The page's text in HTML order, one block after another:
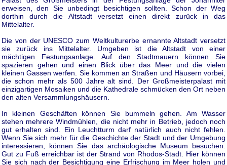
erweisen, den Sie unbedingt besichtigen sollten. Schon der Weg
dorthin durch die Altstadt versetzt einen direkt zurück in das
Mittelalter.
Die von der UNESCO zum Weltkulturerbe ernannte Altstadt versetzt
sie zurück ins Mittelalter. Umgeben ist die Altstadt von einer
mächtigen Festungsanlage. Auf den Stadtmauern können Sie
spazieren gehen und einen Blick über das Meer und die vielen
kleinen Gassen werfen. Sie kommen an Straßen und Häusern vorbei,
die schon mehr als 500 Jahre alt sind. Der Großmeisterpalast mit
einzigartigen Mosaiken und die Kathedrale schmücken den Ort neben
den alten Versammlungshäusern.
In kleinen Geschäften können Sie bummeln gehen. Am Wasser
stehen mehrere Windmühlen, die nicht mehr in Betrieb, jedoch noch
gut erhalten sind. Ein Leuchtturm darf natürlich auch nicht fehlen.
Wenn Sie sich mehr für die Geschichte der Stadt und der Umgebung
interessieren, können Sie das archäologische Museum besuchen.
Gut zu Fuß erreichbar ist der Strand von Rhodos-Stadt. Hier können
Sie sich nach der Besichtigung eine Erfrischung im Meer holen und